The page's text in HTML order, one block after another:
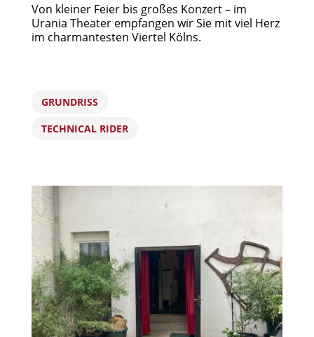
Von kleiner Feier bis großes Konzert – im
Urania Theater empfangen wir Sie mit viel Herz
im charmantesten Viertel Kölns.
GRUNDRISS
TECHNICAL RIDER